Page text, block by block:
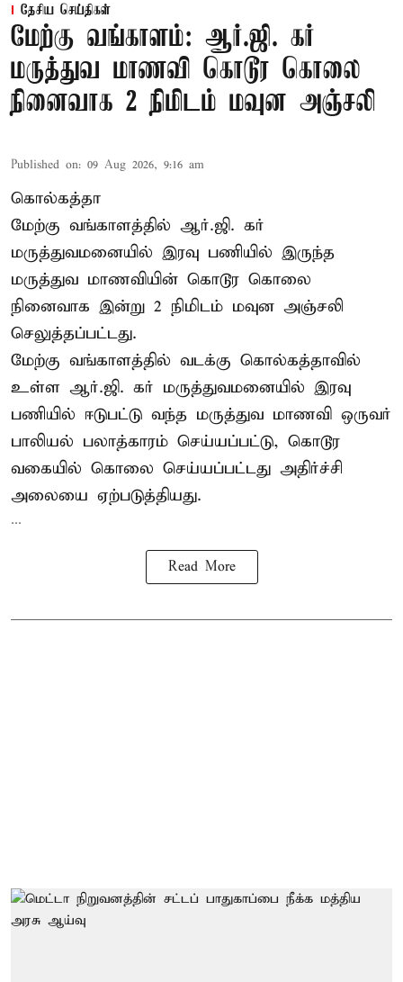
தேசிய செய்திகள்
மேற்கு வங்காளம்: ஆர்.ஜி. கர்
மருத்துவ மாணவி கொடூர கொலை
நினைவாக 2 நிமிடம் மவுன அஞ்சலி
Published on: 09 Aug 2026, 9:16 am
கொல்கத்தா
மேற்கு வங்காளத்தில் ஆர்.ஜி. கர்
மருத்துவமனையில் இரவு பணியில் இருந்த
மருத்துவ மாணவியின் கொடூர கொலை
நினைவாக இன்று 2 நிமிடம் மவுன அஞ்சலி
செலுத்தப்பட்டது.
மேற்கு வங்காளத்தில் வடக்கு கொல்கத்தாவில்
உள்ள ஆர்.ஜி. கர் மருத்துவமனையில் இரவு
பணியில் ஈடுபட்டு வந்த மருத்துவ மாணவி ஒருவர்
பாலியல் பலாத்காரம் செய்யப்பட்டு, கொடூர
வகையில் கொலை செய்யப்பட்டது அதிர்ச்சி
அலையை ஏற்படுத்தியது.
...
Read More